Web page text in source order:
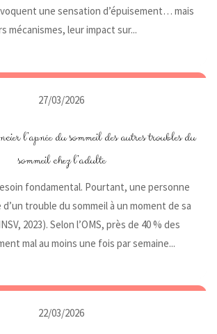
une sensation d’épuisement… mais
mécanismes, leur impact sur...
27/03/2026
l’apnée du sommeil des autres troubles du
sommeil chez l’adulte
fondamental. Pourtant, une personne
trouble du sommeil à un moment de sa
2023). Selon l’OMS, près de 40 % des
mal au moins une fois par semaine...
22/03/2026